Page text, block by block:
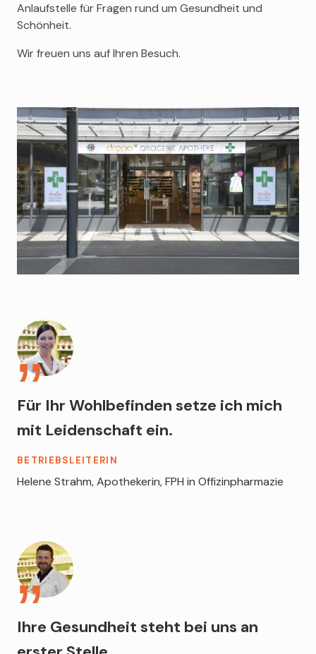
Anlaufstelle für Fragen rund um Gesundheit und
Schönheit.
Wir freuen uns auf Ihren Besuch.
Für Ihr Wohlbefinden setze ich mich
mit Leidenschaft ein.
BETRIEBSLEITERIN
Helene Strahm, Apothekerin, FPH in Offizinpharmazie
Ihre Gesundheit steht bei uns an